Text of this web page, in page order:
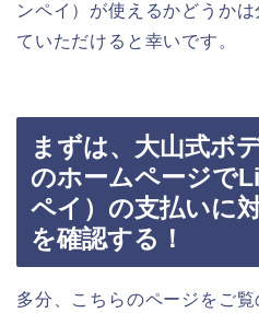
ンペイ）が使えるかどうか
ていただけると幸いです。
まずは、大山式ボ
のホームページで
ペイ）の支払いに
を確認する！
多分、こちらのページをご